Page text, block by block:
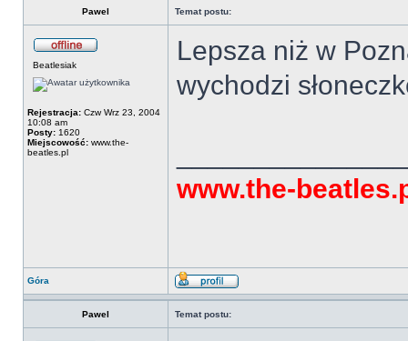
Pawel Temat postu:
Beatlesiak
Rejestracja: Czw Wrz 23, 2004
10:08 am
Posty: 1620
Miejscowość: www.the-
beatles.pl
Lepsza niż w
wychodzi
www.the-
Góra
Pawel Temat postu: